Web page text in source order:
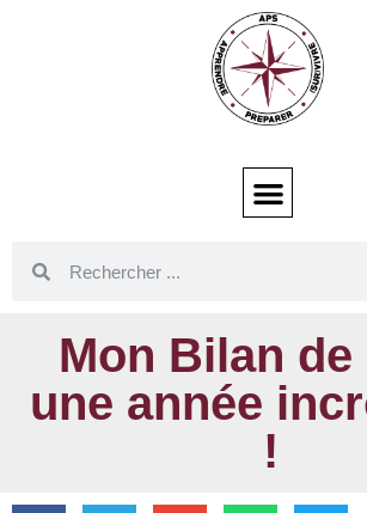
Mon Bilan de
une année
!